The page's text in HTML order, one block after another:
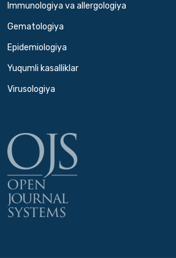
Immunologiya va allergologiya
Gematologiya
Epidemiologiya
Yuqumli kasalliklar
Virusologiya